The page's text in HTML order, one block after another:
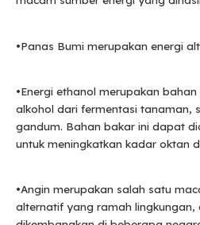
•Panas Bumi merupakan energi
•Energi ethanol merupakan
alkohol dari fermentasi tanaman,
gandum. Bahan bakar ini dapat
untuk meningkatkan kadar oktan
•Angin merupakan salah satu
alternatif yang ramah lingkungan,